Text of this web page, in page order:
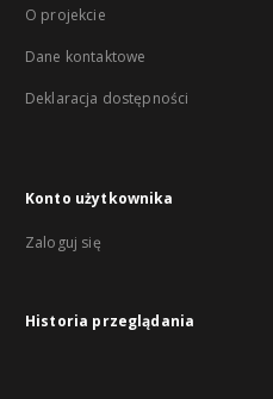
O projekcie
Dane kontaktowe
Deklaracja dostępności
Konto użytkownika
Zaloguj się
Historia przeglądania